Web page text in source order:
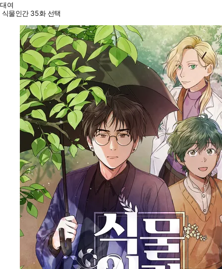
대여
식물인간 35화 선택